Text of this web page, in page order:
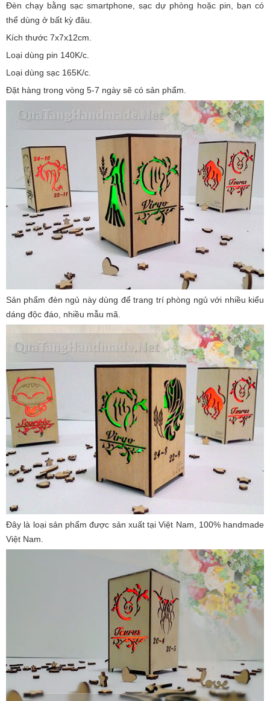
Đèn chạy bằng sạc smartphone, sạc dự phòng hoặc pin, bạn có
thể dùng ở bất kỳ đâu.
Kích thước 7x7x12cm.
Loại dùng pin 140K/c.
Loại dùng sạc 165K/c.
Đặt hàng trong vòng 5-7 ngày sẽ có sản phẩm.
Sản phẩm đèn ngủ này dùng để trang trí phòng ngủ với nhiều kiểu
dáng độc đáo, nhiều mẫu mã.
Đây là loại sản phẩm được sản xuất tại Việt Nam, 100% handmade
Việt Nam.